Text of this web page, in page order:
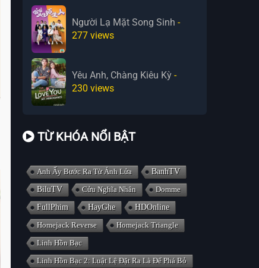
Người Lạ Mặt Song Sinh -
277 views
Yêu Anh, Chàng Kiêu Kỳ -
230 views
TỪ KHÓA NỔI BẬT
Anh Ấy Bước Ra Từ Ánh Lửa
BanhTV
BiluTV
Cửu Nghĩa Nhân
Domme
FullPhim
HayGhe
HDOnline
Homejack Reverse
Homejack Triangle
Linh Hồn Bạc
Linh Hồn Bạc 2: Luật Lệ Đặt Ra Là Để Phá Bỏ